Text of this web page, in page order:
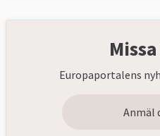
Europaportalens
Anmäl